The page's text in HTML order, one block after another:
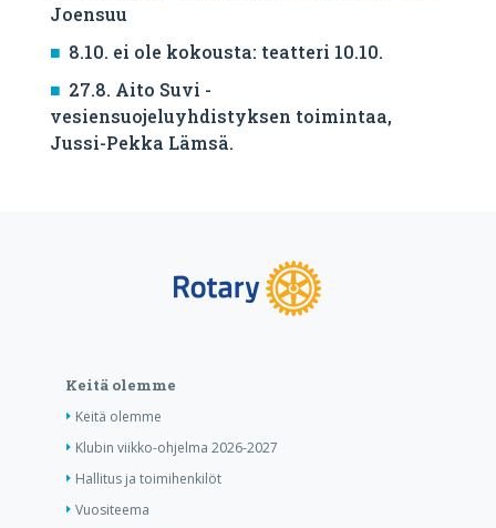
Joensuu
8.10. ei ole kokousta: teatteri 10.10.
27.8. Aito Suvi -
vesiensuojeluyhdistyksen toimintaa,
Jussi-Pekka Lämsä.
Keitä olemme
Keitä olemme
Klubin viikko-ohjelma 2026-2027
Hallitus ja toimihenkilöt
Vuositeema